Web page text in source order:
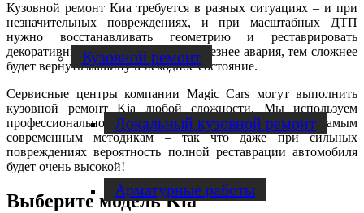
Кузовной ремонт
Локальный кузовной ремонт
Арматурные работы
Кузовной ремонт Киа требуется в разных ситуациях – и при
незначительных повреждениях, и при масштабных ДТП
нужно восстанавливать геометрию и реставрировать
декоративные покрытия. И чем серьезнее авария, тем сложнее
будет вернуть машину в исходное состояние.
Сервисные центры компании Magic Cars могут выполнить
кузовной ремонт Kia любой сложности. Мы используем
профессиональное оборудование и работаем по самым
современным методикам – так что даже при сильных
повреждениях вероятность полной реставрации автомобиля
будет очень высокой!
Выберите модель Kia